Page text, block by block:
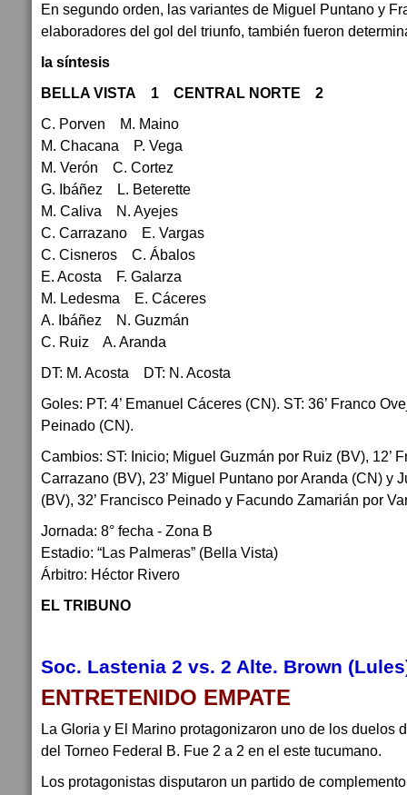
En segundo orden, las variantes de Miguel Puntano y
elaboradores del gol del triunfo, también fueron
la síntesis
BELLA VISTA 1 CENTRAL NORTE 2
C. Porven M. Maino
M. Chacana P. Vega
M. Verón C. Cortez
G. Ibáñez L. Beterette
M. Caliva N. Ayejes
C. Carrazano E. Vargas
C. Cisneros C. Ábalos
E. Acosta F. Galarza
M. Ledesma E. Cáceres
A. Ibáñez N. Guzmán
C. Ruiz A. Aranda
DT: M. Acosta DT: N. Acosta
Goles: PT: 4’ Emanuel Cáceres (CN). ST: 36’ Franco
Peinado (CN).
Cambios: ST: Inicio; Miguel Guzmán por Ruiz (BV), 12’
Carrazano (BV), 23’ Miguel Puntano por Aranda (CN) y
(BV), 32’ Francisco Peinado y Facundo Zamarián por
Jornada: 8° fecha - Zona B
Estadio: “Las Palmeras” (Bella Vista)
Árbitro: Héctor Rivero
EL TRIBUNO
Soc. Lastenia 2 vs. 2 Alte. Brown
ENTRETENIDO EMPATE
La Gloria y El Marino protagonizaron uno de los duelos
del Torneo Federal B. Fue 2 a 2 en el este tucumano.
Los protagonistas disputaron un partido de